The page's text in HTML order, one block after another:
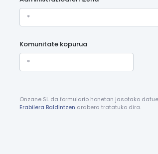
Komunitate kopurua
Onzane SL da formulario honetan jasotako
Erabilera Baldintzen arabera tratatuko dira.